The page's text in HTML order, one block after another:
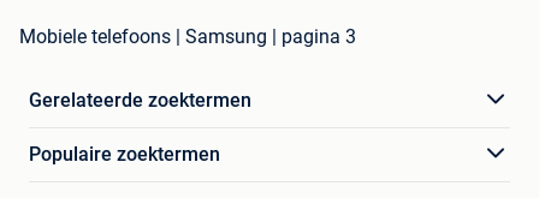
Mobiele telefoons | Samsung | pagina 3
Gerelateerde zoektermen
Populaire zoektermen